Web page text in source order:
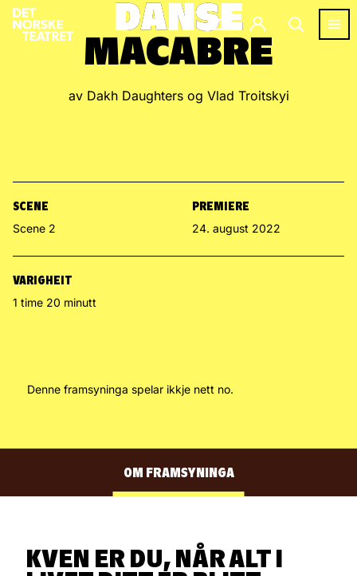
DANSE
MACABRE
DANSE
MACABRE
av Dakh Daughters og Vlad Troitskyi
SCENE
Scene 2
PREMIERE
24. august 2022
VARIGHEIT
1 time 20 minutt
Denne framsyninga spelar ikkje nett no.
OM FRAMSYNINGA
KVEN ER DU, NÅR ALT I